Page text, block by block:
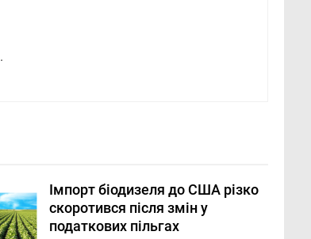
.
Імпорт біодизеля до США різко
скоротився після змін у
податкових пільгах